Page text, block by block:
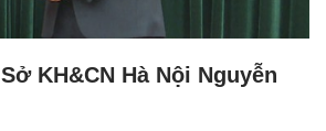
KH&CN Hà Nội Nguyễn